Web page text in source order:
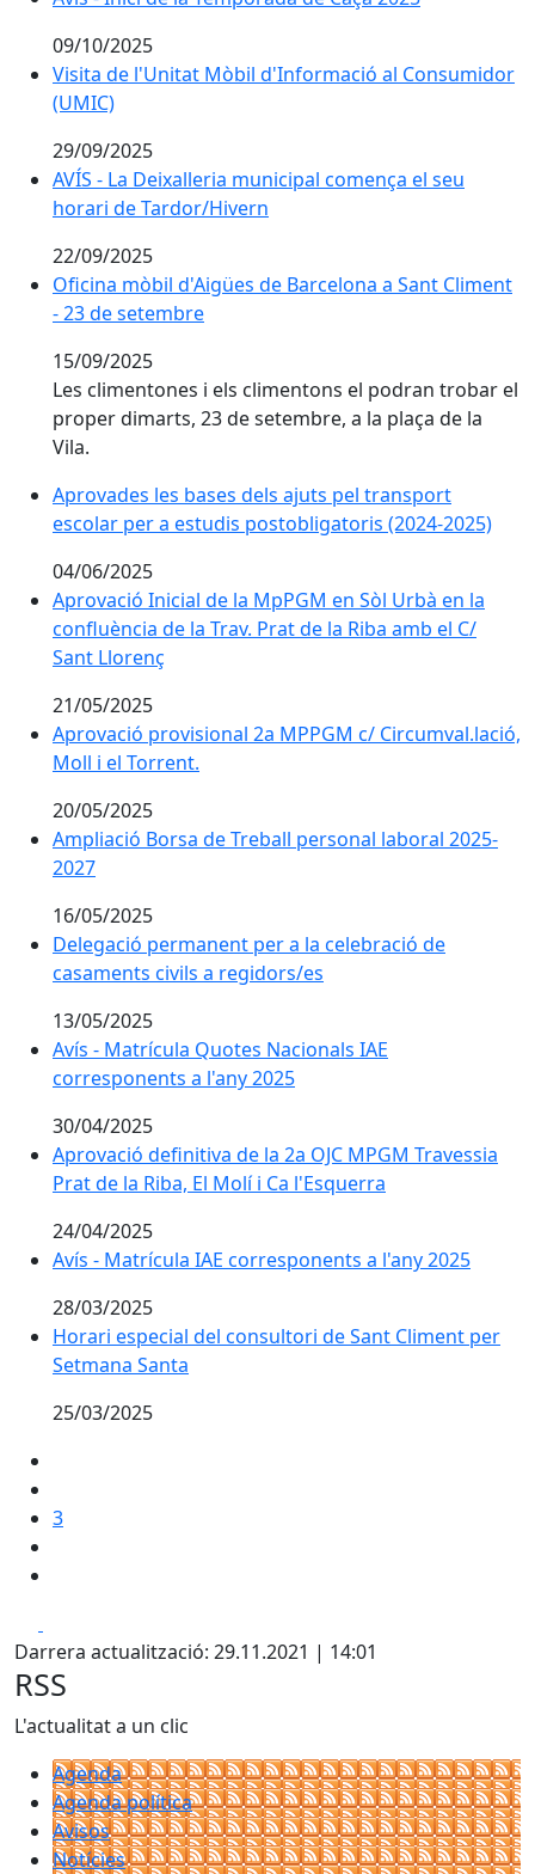
09/10/2025
Visita de l'Unitat Mòbil d'Informació al Consumidor
Visita de l'Unitat Mòbil d'Informació al Consumidor
(UMIC)
29/09/2025
AVÍS - La Deixalleria municipal comença el seu
AVÍS - La Deixalleria municipal comença el seu
horari de Tardor/Hivern
22/09/2025
Oficina mòbil d'Aigües de Barcelona a Sant Climent -
Oficina mòbil d'Aigües de Barcelona a Sant Climent
- 23 de setembre
15/09/2025
Les climentones i els climentons el podran trobar el
proper dimarts, 23 de setembre, a la plaça de la
Vila.
Aprovades les bases dels ajuts pel transport escolar
Aprovades les bases dels ajuts pel transport
escolar per a estudis postobligatoris (2024-2025)
04/06/2025
Aprovació Inicial de la MpPGM en Sòl Urbà en la
Aprovació Inicial de la MpPGM en Sòl Urbà en la
confluència de la Trav. Prat de la Riba amb el C/
Sant Llorenç
21/05/2025
Aprovació provisional 2a MPPGM c/ Circumval.lació,
Aprovació provisional 2a MPPGM c/ Circumval.lació,
Moll i el Torrent.
20/05/2025
Ampliació Borsa de Treball personal laboral 2025-
Ampliació Borsa de Treball personal laboral 2025-
2027
16/05/2025
Delegació permanent per a la celebració de
Delegació permanent per a la celebració de
casaments civils a regidors/es
13/05/2025
Avís - Matrícula Quotes Nacionals IAE corresponents
Avís - Matrícula Quotes Nacionals IAE
corresponents a l'any 2025
30/04/2025
Aprovació definitiva de la 2a OJC MPGM Travessia
Aprovació definitiva de la 2a OJC MPGM Travessia
Prat de la Riba, El Molí i Ca l'Esquerra
24/04/2025
Avís - Matrícula IAE corresponents a l'any 2025
Avís - Matrícula IAE corresponents a l'any 2025
28/03/2025
Horari especial del consultori de Sant Climent per
Horari especial del consultori de Sant Climent per
Setmana Santa
25/03/2025
3
Darrera actualització: 29.11.2021 | 14:01
RSS
L'actualitat a un clic
Agenda
Agenda política
Avisos
Notícies